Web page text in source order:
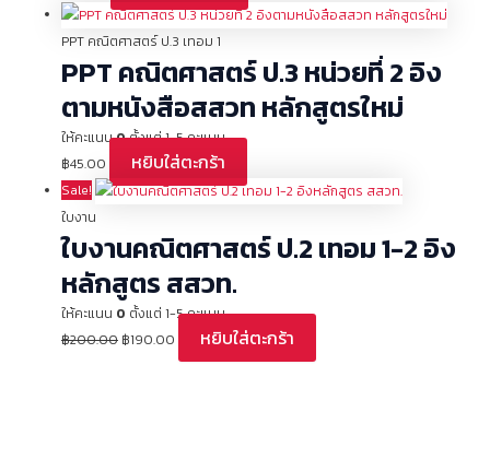
PPT คณิตศาสตร์ ป.3 เทอม 1
PPT คณิตศาสตร์ ป.3 หน่วยที่ 2 อิง
ตามหนังสือสสวท หลักสูตรใหม่
ให้คะแนน0ตั้งแต่ 1-5 คะแนน
฿45.00 หยิบใส่ตะกร้า
Sale!
ใบงาน
ใบงานคณิตศาสตร์ ป.2 เทอม 1-2 อิง
หลักสูตร สสวท.
ให้คะแนน 0 ตั้งแต่ 1-5 คะแนน
฿200.00 ฿190.00 หยิบใส่ตะกร้า